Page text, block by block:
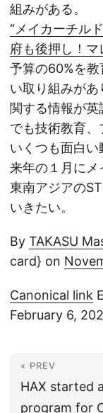
組みがある。
“メイカーチル
府も後押し！マ
予算の60%を教
い取り組みが
関する情報が
でも技術教育
いくつも面白い
来年の１月にメ
東南アジアの
いきたい。
By TAKASU
card} on
Canonical link
February 6,
« PREV
HAX started
program for